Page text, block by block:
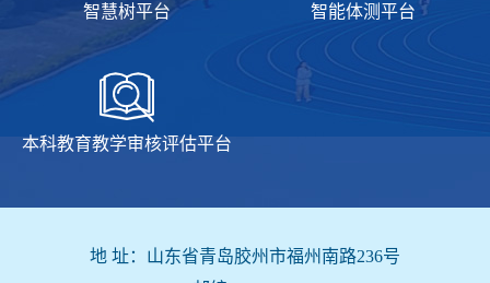
智慧树平台 智能体测平台
本科教育教学审核评估平台
地 址：山东省青岛胶州市福州南路236号